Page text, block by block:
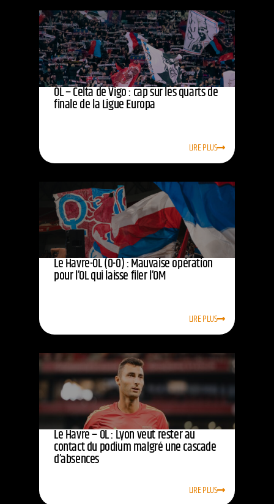
OL – Celta de Vigo : cap sur les quarts de
finale de la Ligue Europa
LIRE PLUS
Le Havre-OL (0-0) : Mauvaise opération
pour l’OL qui laisse filer l’OM
LIRE PLUS
Le Havre – OL : Lyon veut rester au
contact du podium malgré une cascade
d’absences
LIRE PLUS